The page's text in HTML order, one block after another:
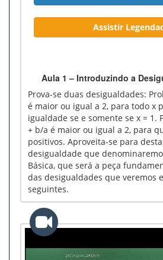
Assistir
Aula 1 – Introduzindo a
Prova-se duas desigualdades:
é maior ou igual a 2, para todo x
igualdade se e somente se x = 1.
+ b/a é maior ou igual a 2, para
positivos. Aproveita-se para
desigualdade que
Básica, que será a peça
das desigualdades que veremos
seguintes.